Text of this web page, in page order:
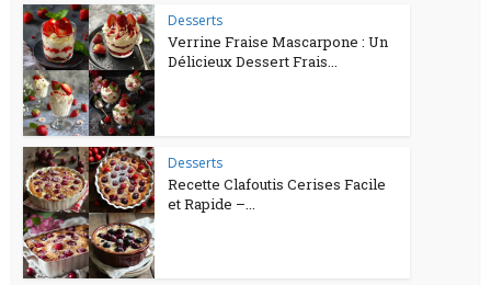
Desserts
Verrine Fraise Mascarpone : Un
Délicieux Dessert Frais...
Desserts
Recette Clafoutis Cerises Facile
et Rapide –...